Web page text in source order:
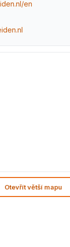
en
Otevřít větší mapu